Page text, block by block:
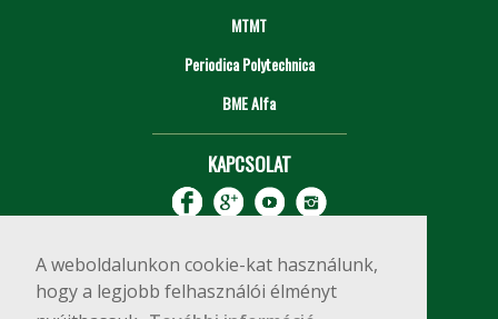
A weboldalunkon cookie-kat használunk,
hogy a legjobb felhasználói élményt
MTMT
Periodica Polytechnica
BME Alfa
KAPCSOLAT